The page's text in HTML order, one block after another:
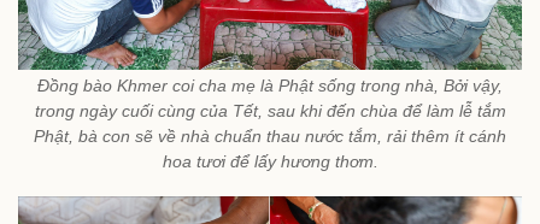
Đồng bào Khmer coi cha mẹ là Phật sống trong nhà, Bởi vậy,
trong ngày cuối cùng của Tết, sau khi đến chùa để làm lễ tắm
Phật, bà con sẽ về nhà chuẩn thau nước tắm, rải thêm ít cánh
hoa tươi để lấy hương thơm.